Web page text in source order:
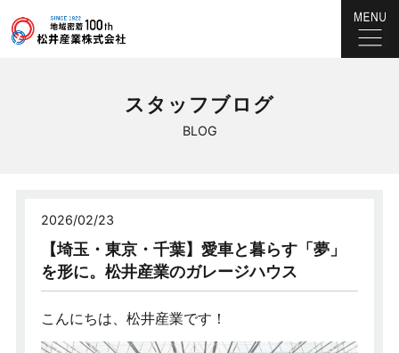
BLOG
スタッフブログ
2026/02/23
【埼玉・東京・千葉】愛車と暮らす「夢」
を形に。松井産業のガレージハウス
こんにちは、松井産業です！